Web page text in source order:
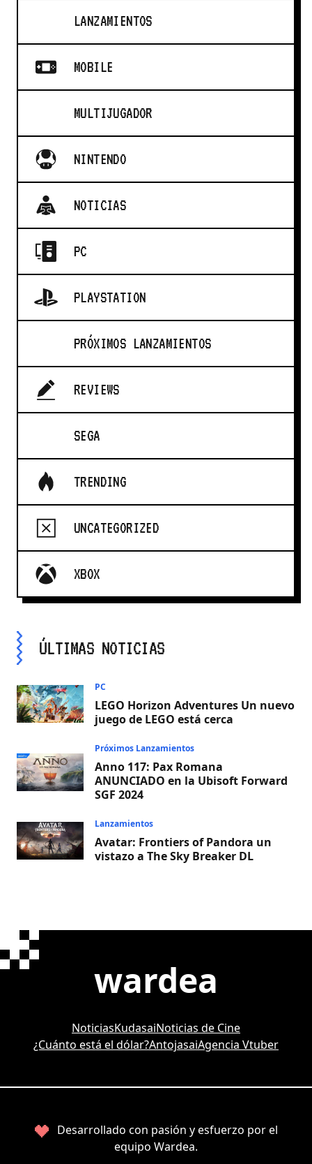
LANZAMIENTOS
MOBILE
MULTIJUGADOR
NINTENDO
NOTICIAS
PC
PLAYSTATION
PRÓXIMOS LANZAMIENTOS
REVIEWS
SEGA
TRENDING
UNCATEGORIZED
XBOX
ÚLTIMAS NOTICIAS
PC
LEGO Horizon Adventures Un nuevo
juego de LEGO está cerca
Próximos Lanzamientos
Anno 117: Pax Romana
ANUNCIADO en la Ubisoft Forward
SGF 2024
Lanzamientos
Avatar: Frontiers of Pandora un
vistazo a The Sky Breaker DL
wardea
NoticiasKudasaiNoticias de Cine
¿Cuánto está el dólar?AntojasaiAgencia Vtuber
Desarrollado con pasión y esfuerzo por el
equipo Wardea.